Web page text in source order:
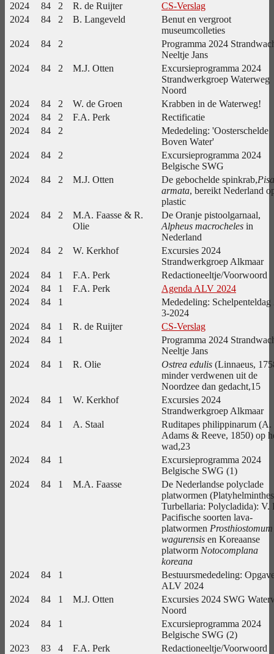
2024
84 2 R. de Ruijter
CS-Verslag
2024
84 2 B. Langeveld
Benut en vergroot
museumcolleties
2024
84 2
Programma 2024
Neeltje Jans
2024
84 2 M.J. Otten
Excursieprogramma 2024
Strandwerkgroep Waterweg
Noord
2024
84 2 W. de Groen
Krabben in de Waterweg!
2024
84 2 F.A. Perk
Rectificatie
2024
84 2
Mededeling: 'Oosterschelde
Boven Water'
2024
84 2
Excursieprogramma 2024
Belgische SWG
2024
84 2 M.J. Otten De gebochelde spinkrab,Pisa
armata, bereikt Nederland
plastic
2024
84 2
M.A. Faasse & R.
Olie
De Oranje pistoolgarnaal,
Alpheus macrocheles in
Nederland
2024
84 2 W. Kerkhof
Excursies 2024
Strandwerkgroep Alkmaar
2024
84 1 F.A. Perk
Redactioneeltje/Voorwoord
2024
84 1 F.A. Perk
Agenda ALV 2024
2024
84 1
Mededeling: Schelpenteldag
3-2024
2024
84 1 R. de Ruijter
CS-Verslag
2024
84 1
Programma 2024
Neeltje Jans
2024
84 1 R. Olie Ostrea edulis (Linnaeus,
minder verdwenen uit de
Noordzee dan gedacht,15
2024
84 1 W. Kerkhof
Excursies 2024
Strandwerkgroep Alkmaar
2024
84 1 A. Staal
Ruditapes philippinarum (A.
Adams & Reeve, 1850) op
wad,23
2024
84 1
Excursieprogramma 2024
Belgische SWG (1)
2024
84 1 M.A. Faasse
De Nederlandse polyclade
platwormen
Turbellaria: Polycladida): V.
Pacifische soorten lava-
platwormen Prosthiostomum
wagurensis en Koreaanse
platworm Notocomplana
koreana
2024
84 1
Bestuursmededeling:
ALV 2024
2024
84 1 M.J. Otten
Excursies 2024 SWG
Noord
2024
84 1
Excursieprogramma 2024
Belgische SWG (2)
2023
83 4 F.A. Perk
Redactioneeltje/Voorwoord